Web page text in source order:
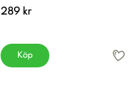
289 kr
Köp